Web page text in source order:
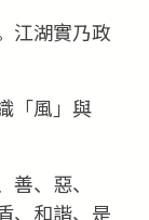
江湖實乃政
「風」與
、惡、
、和諧、是